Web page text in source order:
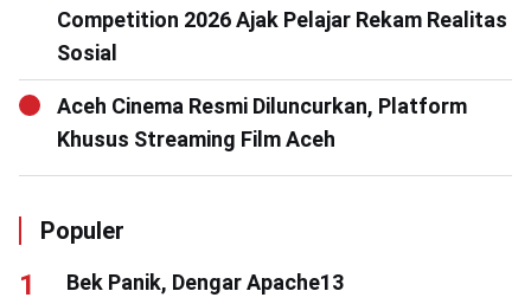
Competition 2026 Ajak Pelajar Rekam Realitas
Sosial
Aceh Cinema Resmi Diluncurkan, Platform
Khusus Streaming Film Aceh
Populer
Bek Panik, Dengar Apache13